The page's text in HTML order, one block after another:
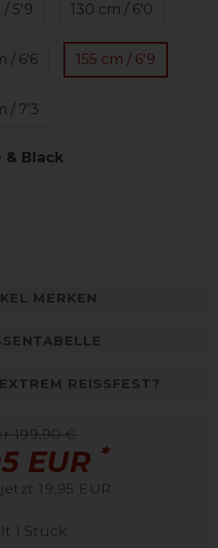
/ 5'9 130 cm / 6'0
/ 6'6 155 cm / 6'9
/ 7'3
& Black
MERKEN
REISSFEST?
199,90 €
EUR *
19,95 EUR
1 Stück